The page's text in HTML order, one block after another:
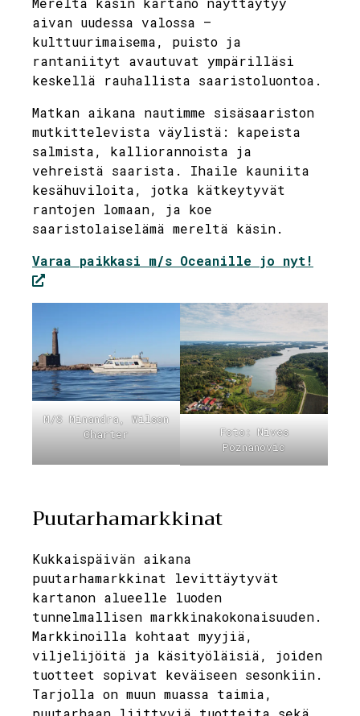
aivan uudessa valossa –
kulttuurimaisema, puisto ja
rantaniityt avautuvat ympärilläsi
keskellä rauhallista saaristoluontoa.
Matkan aikana nautimme sisäsaariston
mutkittelevista väylistä: kapeista
salmista, kalliorannoista ja
vehreistä saarista. Ihaile kauniita
kesähuviloita, jotka kätkeytyvät
rantojen lomaan, ja koe
saaristolaiselämä mereltä käsin.
Varaa paikkasi m/s Oceanille jo nyt!
M/S Minandra, Wilson
Charter
Foto: Nives
Poznanovic
Puutarhamarkkinat
Kukkaispäivän aikana
puutarhamarkkinat levittäytyvät
kartanon alueelle luoden
tunnelmallisen markkinakokonaisuuden.
Markkinoilla kohtaat myyjiä,
viljelijöitä ja käsityöläisiä, joiden
tuotteet sopivat keväiseen sesonkiin.
Tarjolla on muun muassa taimia,